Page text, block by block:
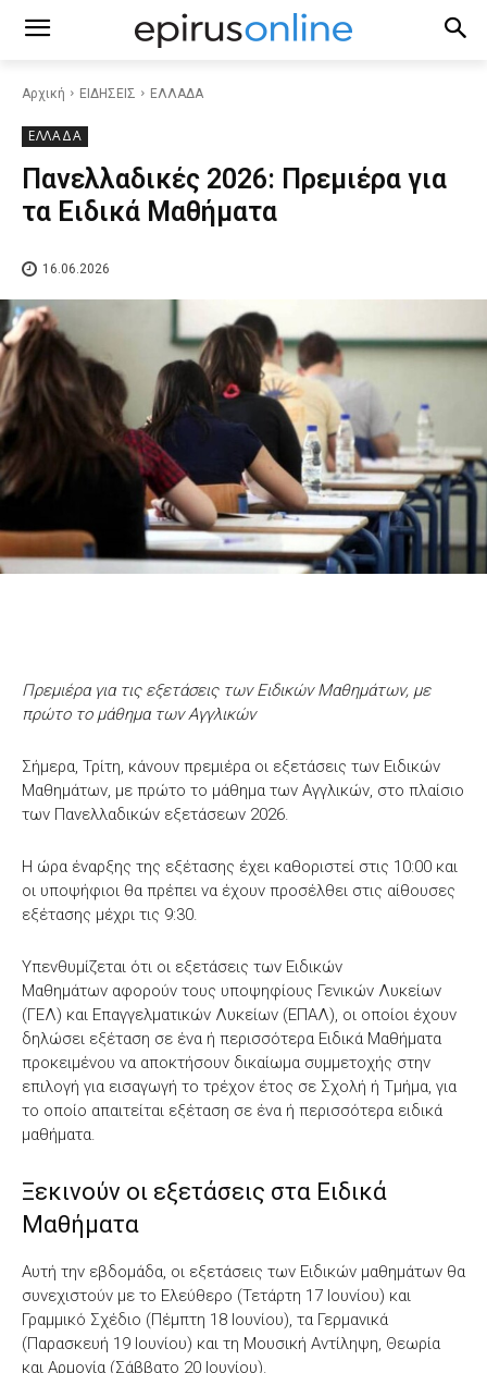
Αρχική ΕΙΔΗΣΕΙΣ ΕΛΛΑΔΑ
ΕΛΛΑΔΑ
Πανελλαδικές 2026: Πρεμιέρα για
τα Ειδικά Μαθήματα
16.06.2026
Πρεμιέρα για τις εξετάσεις των Ειδικών Μαθημάτων, με
πρώτο το μάθημα των Αγγλικών
Σήμερα, Τρίτη, κάνουν πρεμιέρα οι εξετάσεις των Ειδικών
Μαθημάτων, με πρώτο το μάθημα των Αγγλικών, στο πλαίσιο
των Πανελλαδικών εξετάσεων 2026.
Η ώρα έναρξης της εξέτασης έχει καθοριστεί στις 10:00 και
οι υποψήφιοι θα πρέπει να έχουν προσέλθει στις αίθουσες
εξέτασης μέχρι τις 9:30.
Υπενθυμίζεται ότι οι εξετάσεις των Ειδικών
Μαθημάτων αφορούν τους υποψηφίους Γενικών Λυκείων
(ΓΕΛ) και Επαγγελματικών Λυκείων (ΕΠΑΛ), οι οποίοι έχουν
δηλώσει εξέταση σε ένα ή περισσότερα Ειδικά Μαθήματα
προκειμένου να αποκτήσουν δικαίωμα συμμετοχής στην
επιλογή για εισαγωγή το τρέχον έτος σε Σχολή ή Τμήμα, για
το οποίο απαιτείται εξέταση σε ένα ή περισσότερα ειδικά
μαθήματα.
Ξεκινούν οι εξετάσεις στα Ειδικά
Μαθήματα
Αυτή την εβδομάδα, οι εξετάσεις των Ειδικών μαθημάτων θα
συνεχιστούν με το Ελεύθερο (Τετάρτη 17 Ιουνίου) και
Γραμμικό Σχέδιο (Πέμπτη 18 Ιουνίου), τα Γερμανικά
(Παρασκευή 19 Ιουνίου) και τη Μουσική Αντίληψη, Θεωρία
και Αρμονία (Σάββατο 20 Ιουνίου).